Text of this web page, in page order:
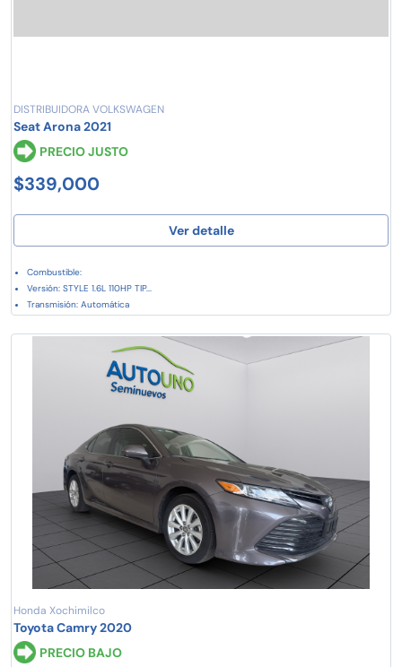
DISTRIBUIDORA VOLKSWAGEN
Seat Arona 2021
PRECIO JUSTO
$339,000
Ver detalle
Combustible:
Versión: STYLE 1.6L 110HP TIP...
Transmisión: Automática
Honda Xochimilco
Toyota Camry 2020
PRECIO BAJO